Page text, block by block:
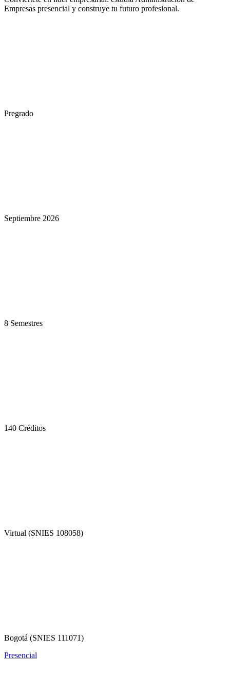
Empresas presencial y construye tu futuro profesional.
Pregrado
Septiembre 2026
8 Semestres
140 Créditos
Virtual (SNIES 108058)
Bogotá (SNIES 111071)
Presencial